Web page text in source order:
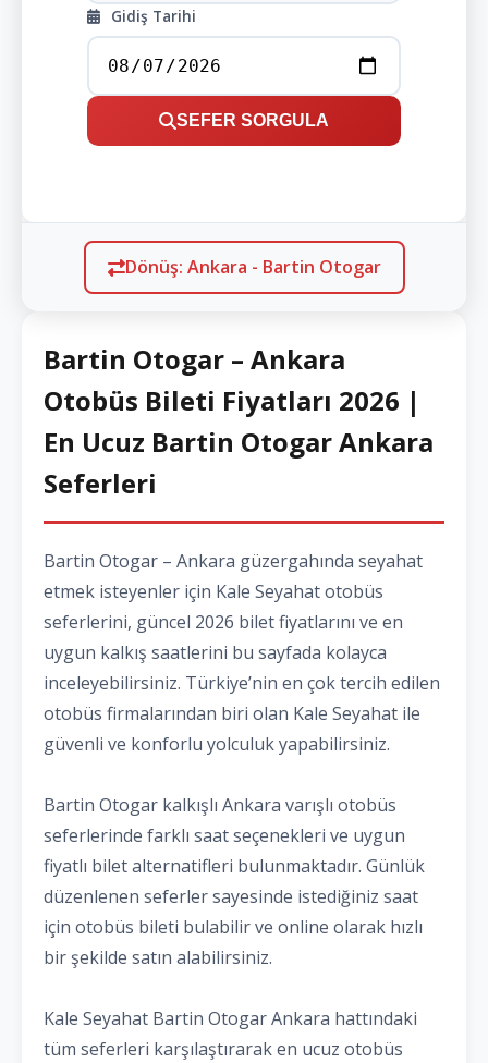
Gidiş Tarihi
SEFER SORGULA
Dönüş: Ankara - Bartin Otogar
Bartin Otogar – Ankara
Otobüs Bileti Fiyatları 2026 |
En Ucuz Bartin Otogar Ankara
Seferleri
Bartin Otogar – Ankara güzergahında seyahat
etmek isteyenler için Kale Seyahat otobüs
seferlerini, güncel 2026 bilet fiyatlarını ve en
uygun kalkış saatlerini bu sayfada kolayca
inceleyebilirsiniz. Türkiye’nin en çok tercih edilen
otobüs firmalarından biri olan Kale Seyahat ile
güvenli ve konforlu yolculuk yapabilirsiniz.
Bartin Otogar kalkışlı Ankara varışlı otobüs
seferlerinde farklı saat seçenekleri ve uygun
fiyatlı bilet alternatifleri bulunmaktadır. Günlük
düzenlenen seferler sayesinde istediğiniz saat
için otobüs bileti bulabilir ve online olarak hızlı
bir şekilde satın alabilirsiniz.
Kale Seyahat Bartin Otogar Ankara hattındaki
tüm seferleri karşılaştırarak en ucuz otobüs